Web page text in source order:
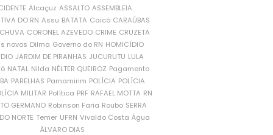
Alcaçuz ASSALTO ASSEMBLEIA
DO RN Assu BATATA Caicó CARAÚBAS
CORONEL AZEVEDO CRIME CRUZETA
novos Dilma Governo do RN HOMICÍDIO
JARDIM DE PIRANHAS JUCURUTU LULA
NATAL Nilda NÉLTER QUEIROZ Pagamento
PARELHAS Parnamirim POLÍCIA POLÍCIA
MILITAR Política PRF RAFAEL MOTTA RN
GERMANO Robinson Faria Roubo SERRA
NORTE Temer UFRN Vivaldo Costa Água
ÁLVARO DIAS